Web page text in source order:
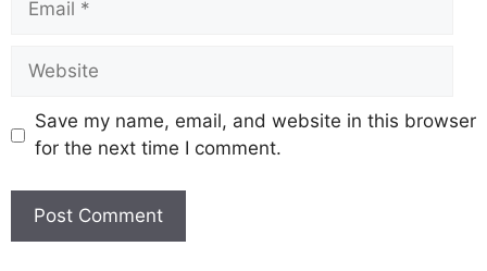
Save my name, email, and website in this browser
for the next time I comment.